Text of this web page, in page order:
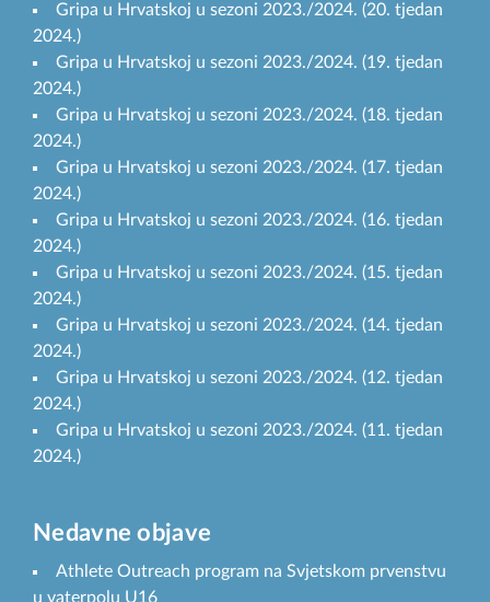
Gripa u Hrvatskoj u sezoni 2023./2024. (20. tjedan
2024.)
Gripa u Hrvatskoj u sezoni 2023./2024. (19. tjedan
2024.)
Gripa u Hrvatskoj u sezoni 2023./2024. (18. tjedan
2024.)
Gripa u Hrvatskoj u sezoni 2023./2024. (17. tjedan
2024.)
Gripa u Hrvatskoj u sezoni 2023./2024. (16. tjedan
2024.)
Gripa u Hrvatskoj u sezoni 2023./2024. (15. tjedan
2024.)
Gripa u Hrvatskoj u sezoni 2023./2024. (14. tjedan
2024.)
Gripa u Hrvatskoj u sezoni 2023./2024. (12. tjedan
2024.)
Gripa u Hrvatskoj u sezoni 2023./2024. (11. tjedan
2024.)
Nedavne objave
Athlete Outreach program na Svjetskom prvenstvu
u vaterpolu U16